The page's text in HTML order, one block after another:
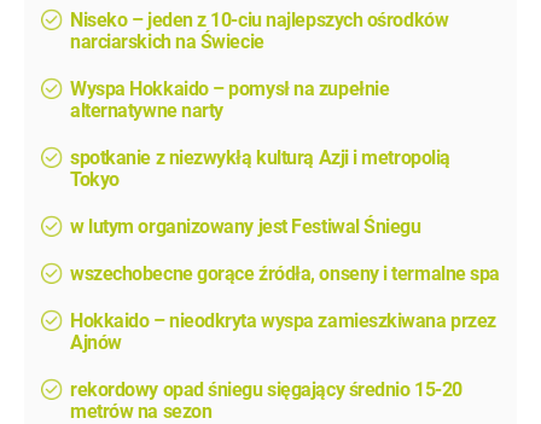
Niseko – jeden z 10-ciu najlepszych ośrodków
narciarskich na Świecie
Wyspa Hokkaido – pomysł na zupełnie
alternatywne narty
spotkanie z niezwykłą kulturą Azji i metropolią
Tokyo
w lutym organizowany jest Festiwal Śniegu
wszechobecne gorące źródła, onseny i termalne spa
Hokkaido – nieodkryta wyspa zamieszkiwana przez
Ajnów
rekordowy opad śniegu sięgający średnio 15-20
metrów na sezon